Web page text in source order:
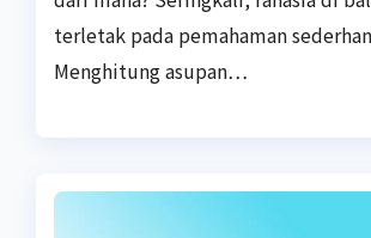
terletak pada pemahaman
Menghitung asupan…